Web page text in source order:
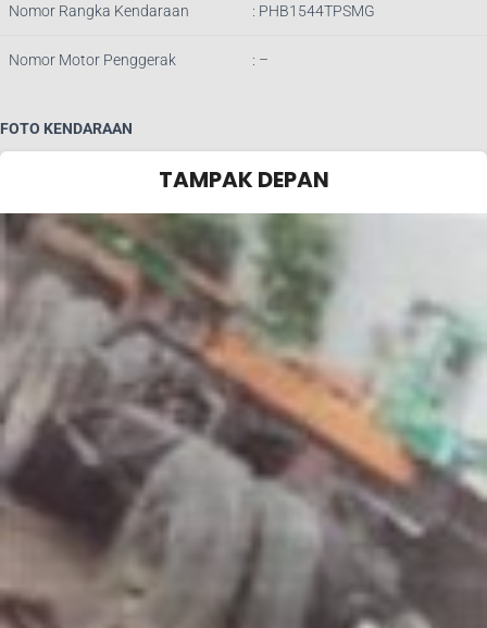
Nomor Rangka Kendaraan : PHB1544TPSMG
Nomor Motor Penggerak : –
FOTO KENDARAAN
TAMPAK DEPAN